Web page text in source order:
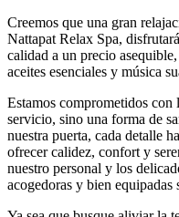
Creemos que una gran
Nattapat Relax Spa,
calidad a un precio
aceites esenciales y música
Estamos comprometidos con
servicio, sino una forma de
nuestra puerta, cada detalle
ofrecer calidez, confort y
nuestro personal y los
acogedoras y bien equipadas